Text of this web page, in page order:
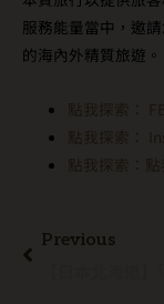
服務能量當中，邀
的海內外精質旅遊。
點我探索：
點我探索：
點我探索：
Previous